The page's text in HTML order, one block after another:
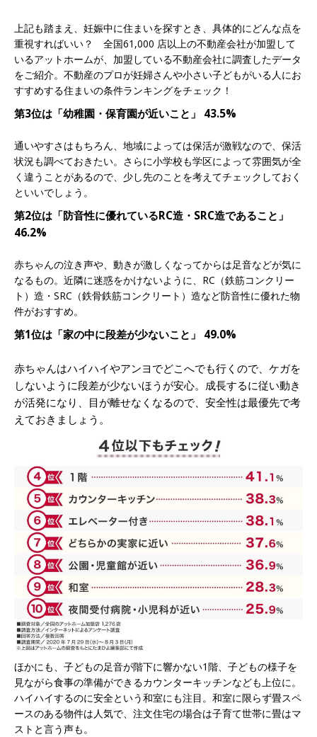
上記も踏まえ、妊娠中に住まいを探すとき、具体的にどんな点を
重視すればいい？ 全国61,000 店以上の不動産会社が加盟して
いるアットホームが、加盟している不動産会社に調査したデータ
をご紹介。不動産のプロが妊婦さんや小さい子どもがいる人にお
すすめする住まいの条件ランキングをチェック！
第3位は「幼稚園・保育園が近いこと」 43.5%
通いやすさはもちろん、地域によっては保活が激戦なので、保活
状況も調べておきたい。さらに小学校も学区によって雰囲気が全
く違うことがあるので、少し先のことを考えてチェックしておく
といいでしょう。
第2位は「防音性に優れているRC造・SRC造であること」
46.2%
赤ちゃんの泣き声や、動きが激しくなってからは足音などが気に
なるもの。近隣に迷惑をかけないように、RC（鉄筋コンクリー
ト）造・SRC（鉄骨鉄筋コンクリート）造など防音性に優れた物
件がおすすめ。
第1位は「家の中に段差が少ないこと」 49.0%
赤ちゃんはハイハイやアンヨでどこへでも行くので、ケガを
しないように段差が少ないほうが安心。成長するに従い動き
が活発になり、目が離せなくなるので、安全性は最優先で考
えておきましょう。
ほかにも、子どもの足音が階下に響かない1階、子どもの様子を
見ながら食事の準備ができるカウンターキッチンなども上位に。
ハイハイするのに安全という和室にも注目。和室に限らず畳スペ
ースのある物件は人気で、注文住宅の場合は子育て世帯に畳はマ
ストと言う声も。